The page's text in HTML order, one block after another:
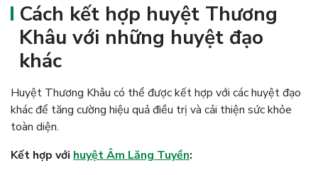
Cách kết hợp huyệt Thương
Khâu với những huyệt đạo
khác
Huyệt Thương Khâu có thể được kết hợp với các huyệt đạo
khác để tăng cường hiệu quả điều trị và cải thiện sức khỏe
toàn diện.
Kết hợp với huyệt Âm Lăng Tuyền: